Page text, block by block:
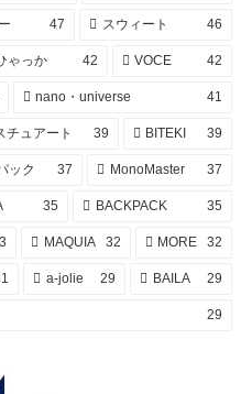
47 スウィート 46
ゃっか 42 VOCE 42
nano・universe 41
チュアート 39 BITEKI 39
ック 37 MonoMaster 37
35 BACKPACK 35
MAQUIA 32 MORE 32
a-jolie 29 BAILA 29
29